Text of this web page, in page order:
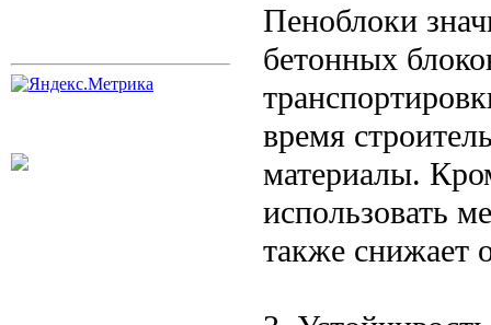
Пеноблоки
бетонных
время
материалы.
использовать
также снижает